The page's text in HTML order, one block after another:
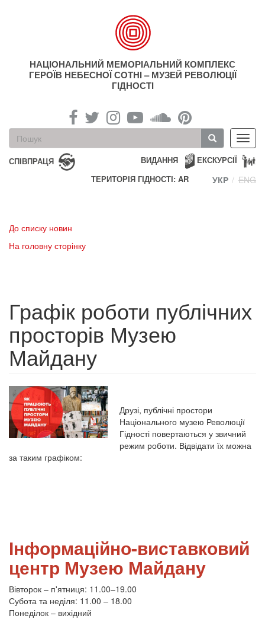
НАЦІОНАЛЬНИЙ МЕМОРІАЛЬНИЙ КОМПЛЕКС
ГЕРОЇВ НЕБЕСНОЇ СОТНІ – МУЗЕЙ РЕВОЛЮЦІЇ
ГІДНОСТІ
Пошукова
форма
Пошук
СПІВПРАЦЯ ЕКСКУРСІЇ
ВИДАННЯ
ТЕРИТОРІЯ ГІДНОСТІ: AR
УКР ENG
До списку новин
На головну сторінку
Графік роботи публічних
просторів Музею
Майдану
Друзі, публічні простори
Національного музею Революції
Гідності повертаються у звичний
режим роботи. Відвідати їх можна
за таким графіком:
Інформаційно-виставковий
центр Музею Майдану
Вівторок – п'ятниця: 11.00–19.00
Субота та неділя: 11.00 – 18.00
Понеділок – вихідний